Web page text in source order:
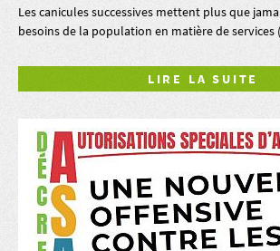
Les canicules successives mettent plus que
besoins de la population en matière de
LIRE LA SUITE